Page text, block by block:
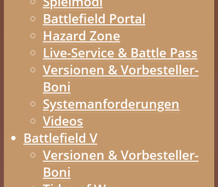
Battlefield Portal
Hazard Zone
Live-Service & Battle Pass
Versionen & Vorbesteller-
Boni
Systemanforderungen
Videos
Battlefield V
Versionen & Vorbesteller-
Boni